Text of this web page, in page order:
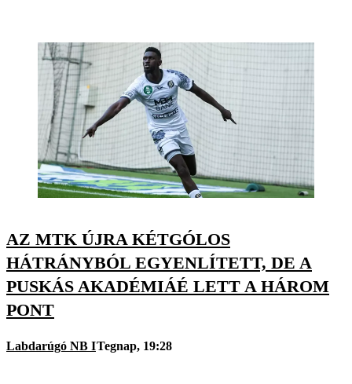
AZ MTK ÚJRA KÉTGÓLOS
HÁTRÁNYBÓL EGYENLÍTETT, DE A
PUSKÁS AKADÉMIÁÉ LETT A HÁROM
PONT
Labdarúgó NB ITegnap, 19:28